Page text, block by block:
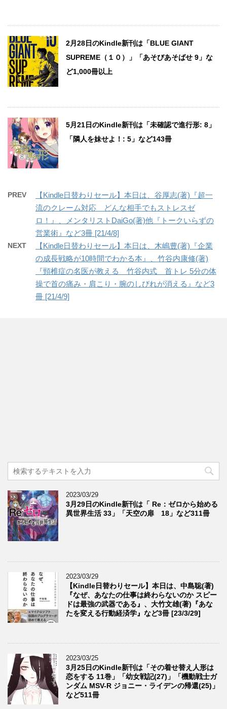
2月28日のKindle新刊は「BLUE GIANT
SUPREME（１０）」「あそびあそばせ 9」な
ど1,000冊以上
5月21日のKindle新刊は「未確認で進行形: 8」
「隣人を妹せよ！: 5」など143冊
PREV
【Kindle日替わりセール】本日は、谷厚志(著)『超一
流のクレーム対応 どんな相手でもストレスゼ
ロ！』、メンタリストDaiGo(著)他『トークいらずの
営業術』など3冊 [21/4/8]
NEXT
【Kindle日替わりセール】本日は、木嶋豊(著)『企業
の成長戦略が10時間でわかる本』、竹谷内康修(著)
『頸椎症の名医が教える 竹谷内式 首トレ 5分の体
操で首の痛み・肩こり・腕のしびれが消える』など3
冊 [21/4/9]
2023/03/29
3月29日のKindle新刊は「 Re：ゼロから始める
異世界生活 33」「天空の扉 18」など311冊
2023/03/29
【Kindle日替わりセール】本日は、中島聡(著)
『なぜ、あなたの仕事は終わらないのか スピー
ドは最強の武器である』、大竹文雄(著)『あな
たを変える行動経済学』など3冊 [23/3/29]
2023/03/25
3月25日のKindle新刊は「その着せ替え人形は
恋をする 11巻」「幼女戦記(27)」「機動戦士ガ
ンダム MSV-R ジョニー・ライデンの帰還(25)」
など511冊